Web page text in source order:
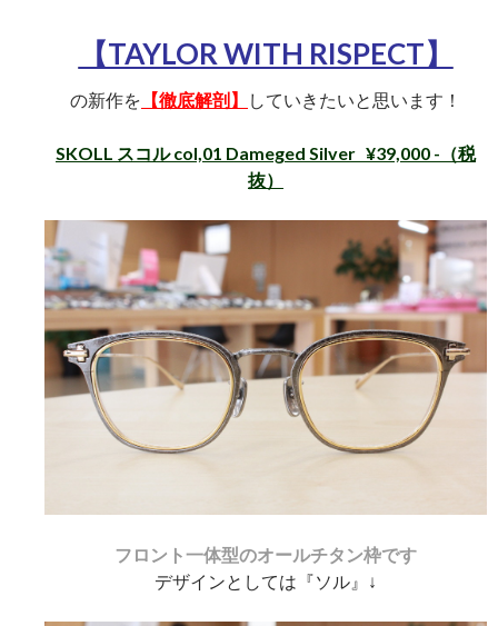
【TAYLOR WITH RISPECT】
の新作を 【徹底解剖】 していきたいと思います！
SKOLL スコル col,01 Dameged Silver ¥39,000 -（税
抜）
フロント一体型のオールチタン枠です
デザインとしては『ソル』↓